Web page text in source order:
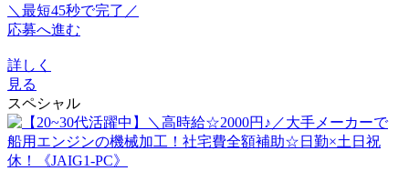
＼最短45秒で完了／
応募へ進む
詳しく
見る
スペシャル